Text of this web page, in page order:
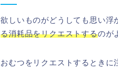
欲しいものがどうしても思い浮
る消耗品をリクエストするのが
おむつをリクエストするときに